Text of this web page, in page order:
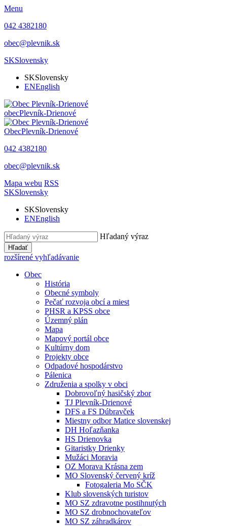
Menu
042 4382180
obec@plevnik.sk
SKSlovensky
SKSlovensky
ENEnglish
obecPlevník-Drienové
ObecPlevník-Drienové
042 4382180
obec@plevnik.sk
Mapa webu RSS
SKSlovensky
SKSlovensky
ENEnglish
Hľadaný výraz
Hľadať
rozšírené vyhľadávanie
Obec
História
Obecné symboly
Pečať rozvoja obcí a miest
PHSR a KPSS obce
Územný plán
Mapa
Mapový portál obce
Kultúrny dom
Projekty obce
Odpadové hospodárstvo
Pálenica
Združenia a spolky v obci
Dobrovoľný hasičský zbor
TJ Plevník-Drienové
DFS a FS Dúbravček
Miestny odbor Matice slovenskej
DH Hoľazňanka
HS Drienovka
Gitaristky Drienky
Mužáci Moravia
OZ Morava Krásna zem
MO Slovenský červený kríž
Fotogaleria Mo SČK
Klub slovenských turistov
MO SZ zdravotne postihnutých
MO SZ drobnochovateľov
MO SZ záhradkárov